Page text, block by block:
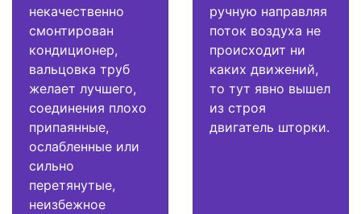
некачественно
смонтирован
кондиционер,
вальцовка труб
желает лучшего,
соединения плохо
припаянные,
ослабленные или
сильно
перетянутые,
неизбежное
ручную направляя
поток воздуха не
происходит ни
каких движений,
то тут явно вышел
из строя
двигатель шторки.